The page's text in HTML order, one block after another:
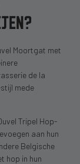
Moortgat met
de la
mede
Tripel Hop-
aan hun
Belgische
hop in hun